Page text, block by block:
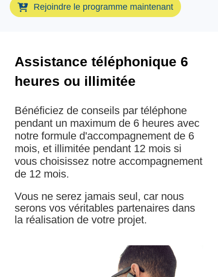
Rejoindre le programme maintenant
Assistance téléphonique 6
heures ou illimitée
Bénéficiez de conseils par téléphone
pendant un maximum de 6 heures avec
notre formule d'accompagnement de 6
mois, et illimitée pendant 12 mois si
vous choisissez notre accompagnement
de 12 mois.
Vous ne serez jamais seul, car nous
serons vos véritables partenaires dans
la réalisation de votre projet.